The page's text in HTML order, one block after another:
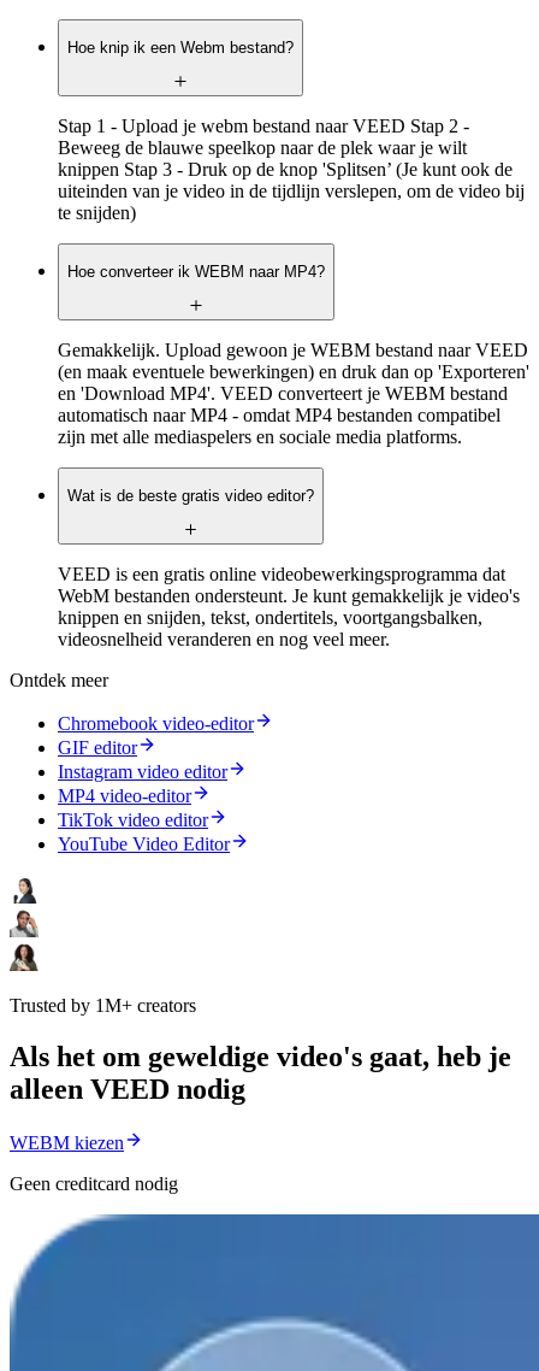
Hoe knip ik een Webm bestand?
Stap 1 - Upload je webm bestand naar VEED Stap 2 -
Beweeg de blauwe speelkop naar de plek waar je wilt
knippen Stap 3 - Druk op de knop 'Splitsen’ (Je kunt ook de
uiteinden van je video in de tijdlijn verslepen, om de video bij
te snijden)
Hoe converteer ik WEBM naar MP4?
Gemakkelijk. Upload gewoon je WEBM bestand naar VEED
(en maak eventuele bewerkingen) en druk dan op 'Exporteren'
en 'Download MP4'. VEED converteert je WEBM bestand
automatisch naar MP4 - omdat MP4 bestanden compatibel
zijn met alle mediaspelers en sociale media platforms.
Wat is de beste gratis video editor?
VEED is een gratis online videobewerkingsprogramma dat
WebM bestanden ondersteunt. Je kunt gemakkelijk je video's
knippen en snijden, tekst, ondertitels, voortgangsbalken,
videosnelheid veranderen en nog veel meer.
Ontdek meer
Chromebook video-editor
GIF editor
Instagram video editor
MP4 video-editor
TikTok video editor
YouTube Video Editor
Trusted by 1M+ creators
Als het om geweldige video's gaat, heb je
alleen VEED nodig
WEBM kiezen
Geen creditcard nodig